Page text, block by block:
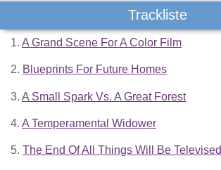
Trackliste
1. A Grand Scene For A Color Film
2. Blueprints For Future Homes
3. A Small Spark Vs. A Great Forest
4. A Temperamental Widower
5. The End Of All Things Will Be Televised